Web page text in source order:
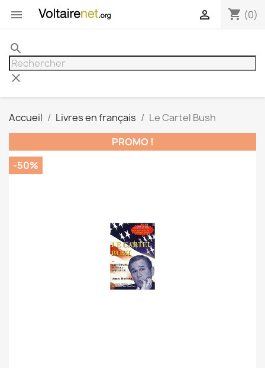
 shopping_cart (0)

search
clear
Accueil Livres en français
Le Cartel Bush
PROMO !
-50%